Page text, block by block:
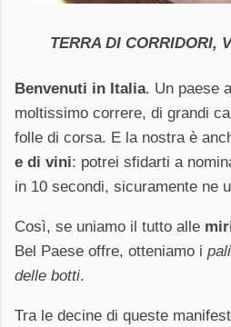
TERRA DI CORRIDORI,
Benvenuti in Italia. Un paese
moltissimo correre, di grandi
folle di corsa. E la nostra è
e di vini: potrei sfidarti a
in 10 secondi, sicuramente ne
Così, se uniamo il tutto alle
Bel Paese offre, otteniamo i
delle botti.
Tra le decine di queste